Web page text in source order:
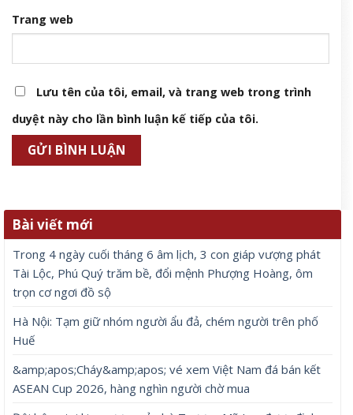
Trang web
Lưu tên của tôi, email, và trang web trong trình
duyệt này cho lần bình luận kế tiếp của tôi.
Bài viết mới
Trong 4 ngày cuối tháng 6 âm lịch, 3 con giáp vượng phát
Tài Lộc, Phú Quý trăm bề, đổi mệnh Phượng Hoàng, ôm
trọn cơ ngơi đồ sộ
Hà Nội: Tạm giữ nhóm người ẩu đả, chém người trên phố
Huế
&amp;apos;Cháy&amp;apos; vé xem Việt Nam đá bán kết
ASEAN Cup 2026, hàng nghìn người chờ mua